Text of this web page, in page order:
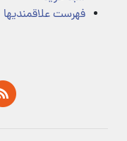
فهرست علاقمندیها